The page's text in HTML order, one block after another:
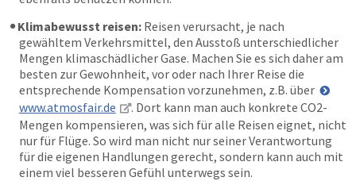
Klimabewusst reisen: Reisen verursacht, je nach
gewähltem Verkehrsmittel, den Ausstoß unterschiedlicher
Mengen klimaschädlicher Gase. Machen Sie es sich daher am
besten zur Gewohnheit, vor oder nach Ihrer Reise die
entsprechende Kompensation vorzunehmen, z.B. über
www.atmosfair.de
. Dort kann man auch konkrete CO2-
Mengen kompensieren, was sich für alle Reisen eignet, nicht
nur für Flüge. So wird man nicht nur seiner Verantwortung
für die eigenen Handlungen gerecht, sondern kann auch mit
einem viel besseren Gefühl unterwegs sein.